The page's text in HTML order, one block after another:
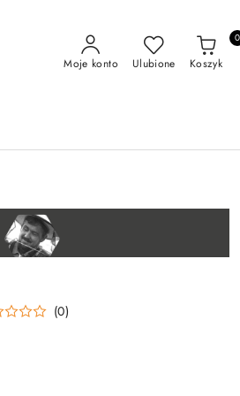
Moje konto Ulubione Koszyk
0
(0)